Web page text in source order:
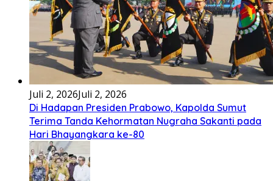
Bembambörö dödöu he akhiguMene mene sino lawaö
khöuMeinötö niowalu, mela’angdröi ita laforudu..
Lirik Lagu Cinta Mati – Fajar Halawa